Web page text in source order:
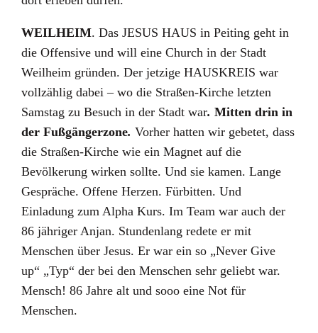
WEILHEIM. Das JESUS HAUS in Peiting geht in
die Offensive und will eine Church in der Stadt
Weilheim gründen. Der jetzige HAUSKREIS war
vollzählig dabei – wo die Straßen-Kirche letzten
Samstag zu Besuch in der Stadt war.Mitten drin in
der Fußgängerzone. Vorher hatten wir gebetet, dass
die Straßen-Kirche wie ein Magnet auf die
Bevölkerung wirken sollte. Und sie kamen. Lange
Gespräche. Offene Herzen. Fürbitten. Und
Einladung zum Alpha Kurs. Im Team war auch der
86 jähriger Anjan. Stundenlang redete er mit
Menschen über Jesus. Er war ein so „Never Give
up“ „Typ“ der bei den Menschen sehr geliebt war.
Mensch! 86 Jahre alt und sooo eine Not für
Menschen.